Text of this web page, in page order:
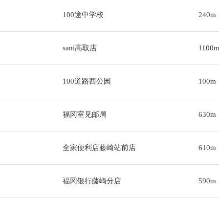
100途中学校 240m
sani高取店 1100m
100道路西公园 100m
福冈室见邮局 630m
全家便利店藤崎站前店 610m
福冈银行藤崎分店 590m